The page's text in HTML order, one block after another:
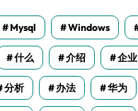
Mysql Windows
什么 介绍 企业
分析 办法 华为